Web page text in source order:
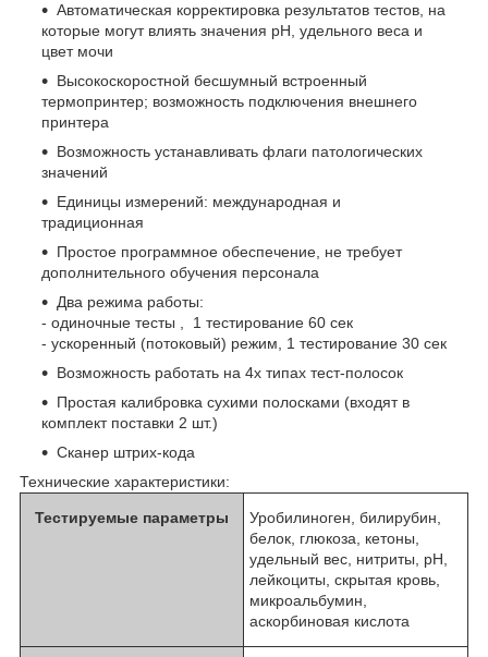
Автоматическая корректировка результатов тестов, на
которые могут влиять значения рН, удельного веса и
цвет мочи
Высокоскоростной бесшумный встроенный
термопринтер; возможность подключения внешнего
принтера
Возможность устанавливать флаги патологических
значений
Единицы измерений: международная и
традиционная
Простое программное обеспечение, не требует
дополнительного обучения персонала
Два режима работы:
- одиночные тесты , 1 тестирование 60 сек
- ускоренный (потоковый) режим, 1 тестирование 30 сек
Возможность работать на 4х типах тест-полосок
Простая калибровка сухими полосками (входят в
комплект поставки 2 шт.)
Сканер штрих-кода
Технические характеристики:
Тестируемые параметры
Уробилиноген, билирубин,
белок, глюкоза, кетоны,
удельный вес, нитриты, рН,
лейкоциты, скрытая кровь,
микроальбумин,
аскорбиновая кислота